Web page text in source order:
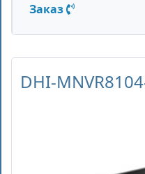
Заказ
DHI-